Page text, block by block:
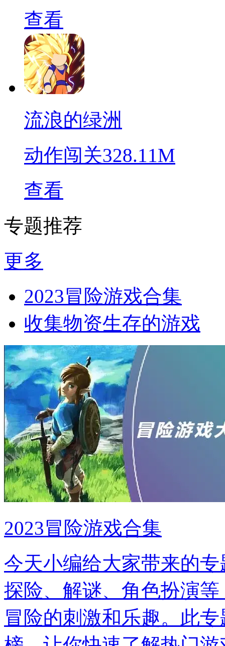
查看
流浪的绿洲
动作闯关328.11M
查看
专题推荐
更多
2023冒险游戏合集
收集物资生存的游戏
2023冒险游戏合集
今天小编给大家带来的
探险、解谜、角色扮演
冒险的刺激和乐趣。此